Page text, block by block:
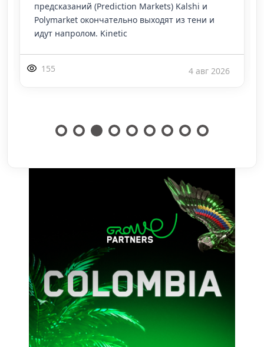
48 часов мессенджер в связке с европейскими
регуляторами выжег сотни каналов с «инса
173 3 авг 2026